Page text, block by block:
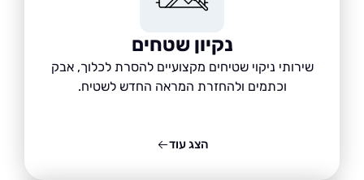
נקיון שטחים
שירותי ניקוי שטיחים מקצועיים להסרת לכלוך, אבק
וכתמים ולהחזרת המראה החדש לשטיח.